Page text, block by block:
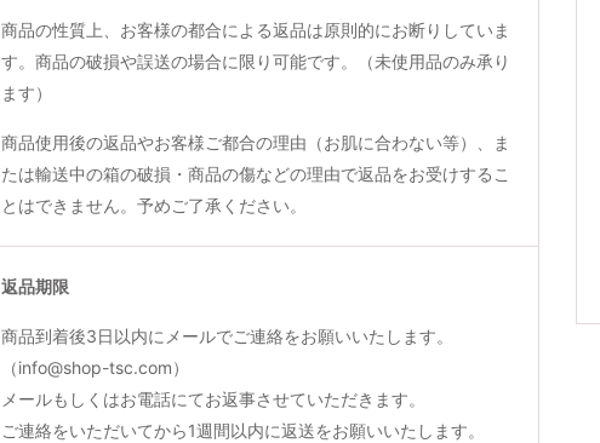
商品の性質上、お客様の都合による返品は原則的にお断りしていま
す。商品の破損や誤送の場合に限り可能です。（未使用品のみ承り
ます）
商品使用後の返品やお客様ご都合の理由（お肌に合わない等）、ま
たは輸送中の箱の破損・商品の傷などの理由で返品をお受けするこ
とはできません。予めご了承ください。
返品期限
商品到着後3日以内にメールでご連絡をお願いいたします。
（info@shop-tsc.com）
メールもしくはお電話にてお返事させていただきます。
ご連絡をいただいてから1週間以内に返送をお願いいたします。